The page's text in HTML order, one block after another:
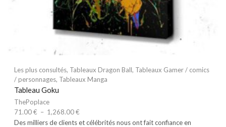
Les plus consultés, Tableaux Dragon Ball, Tableaux Gamer / comics
/ personnages, Tableaux Manga
Tableau Goku
ThePoplace
71.00€ – 1,268.00€
Des milliers de clients et célébrités nous ont fait confiance en